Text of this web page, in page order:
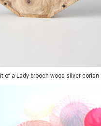
of a Lady brooch wood silver corian